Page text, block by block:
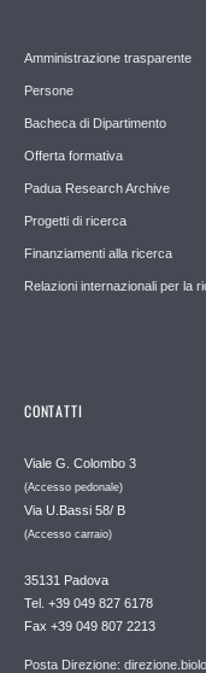
Amministrazione trasparente
Persone
Bacheca di Dipartimento
Offerta formativa
Padua Research Archive
Progetti di ricerca
Finanziamenti alla ricerca
Relazioni internazionali per la
CONTATTI
Viale G. Colombo 3
(Accesso pedonale)
Via U.Bassi 58/ B
(Accesso carraio)
35131 Padova
Tel. +39 049 827 6178
Fax +39 049 807 2213
Posta Direzione: